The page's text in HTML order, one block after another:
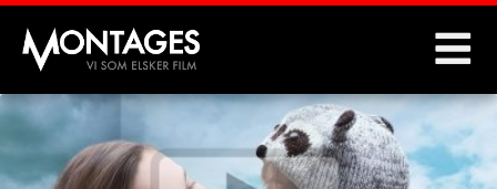
Montages